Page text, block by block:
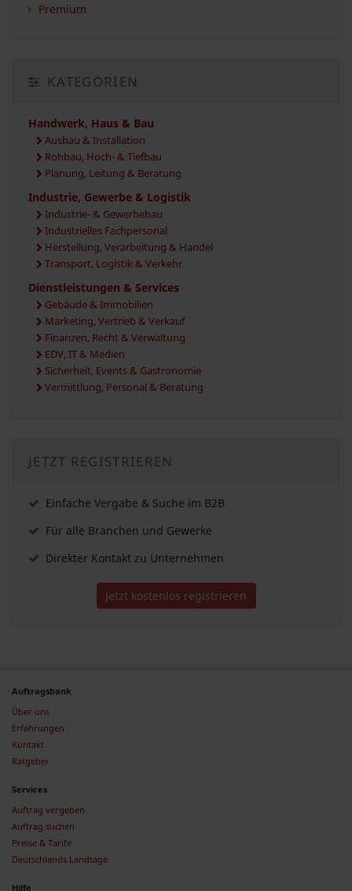
Premium
KATEGORIEN
Handwerk, Haus & Bau
Ausbau & Installation
Rohbau, Hoch- & Tiefbau
Planung, Leitung & Beratung
Industrie, Gewerbe & Logistik
Industrie- & Gewerbebau
Industrielles Fachpersonal
Herstellung, Verarbeitung & Handel
Transport, Logistik & Verkehr
Dienstleistungen & Services
Gebäude & Immobilien
Marketing, Vertrieb & Verkauf
Finanzen, Recht & Verwaltung
EDV, IT & Medien
Sicherheit, Events & Gastronomie
Vermittlung, Personal & Beratung
JETZT REGISTRIEREN
Einfache Vergabe & Suche im B2B
Für alle Branchen und Gewerke
Direkter Kontakt zu Unternehmen
Jetzt kostenlos registrieren
Auftragsbank
Über uns
Erfahrungen
Kontakt
Ratgeber
Services
Auftrag vergeben
Auftrag suchen
Preise & Tarife
Deutschlands Landtage
Hilfe